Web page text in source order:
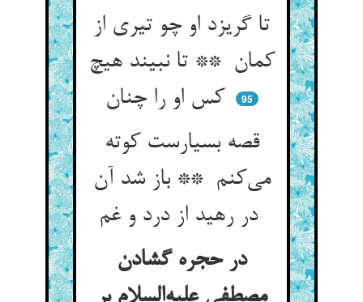
تا گریزد او چو تیری از
کمان ** تا نبیند هیچ
کس او را چنان
95
قصه بسیارست کوته
می‌کنم ** باز شد آن
در رهید از درد و غم
در حجره گشادن